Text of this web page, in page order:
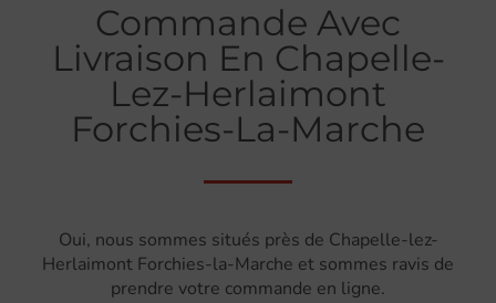
Commande Avec
Livraison En Chapelle-
Lez-Herlaimont
Forchies-La-Marche
Oui, nous sommes situés près de Chapelle-lez-
Herlaimont Forchies-la-Marche et sommes ravis de
prendre votre commande en ligne.